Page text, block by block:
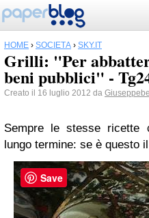
HOME › SOCIETÀ › SKY.IT
Grilli: "Per
beni pubblici" -
Creato il 16 luglio 2012 da
Sempre le stesse ricette
lungo termine: se è questo
Save